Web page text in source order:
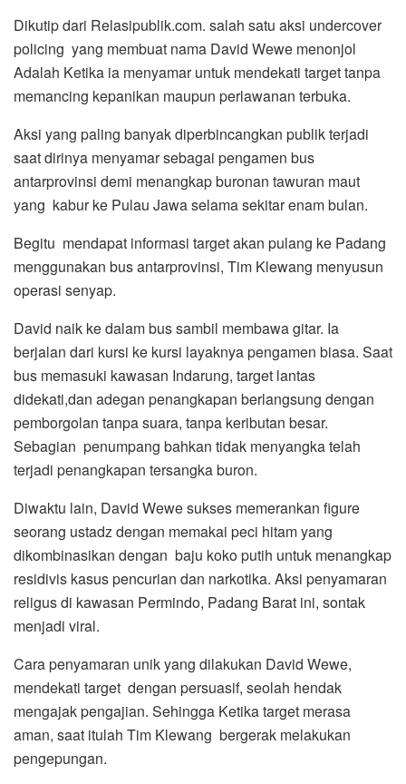
Dikutip dari Relasipublik.com. salah satu aksi undercover
policing yang membuat nama David Wewe menonjol
Adalah Ketika ia menyamar untuk mendekati target tanpa
memancing kepanikan maupun perlawanan terbuka.
Aksi yang paling banyak diperbincangkan publik terjadi
saat dirinya menyamar sebagai pengamen bus
antarprovinsi demi menangkap buronan tawuran maut
yang kabur ke Pulau Jawa selama sekitar enam bulan.
Begitu mendapat informasi target akan pulang ke Padang
menggunakan bus antarprovinsi, Tim Klewang menyusun
operasi senyap.
David naik ke dalam bus sambil membawa gitar. Ia
berjalan dari kursi ke kursi layaknya pengamen biasa. Saat
bus memasuki kawasan Indarung, target lantas
didekati,dan adegan penangkapan berlangsung dengan
pemborgolan tanpa suara, tanpa keributan besar.
Sebagian penumpang bahkan tidak menyangka telah
terjadi penangkapan tersangka buron.
Diwaktu lain, David Wewe sukses memerankan figure
seorang ustadz dengan memakai peci hitam yang
dikombinasikan dengan baju koko putih untuk menangkap
residivis kasus pencurian dan narkotika. Aksi penyamaran
religus di kawasan Permindo, Padang Barat ini, sontak
menjadi viral.
Cara penyamaran unik yang dilakukan David Wewe,
mendekati target dengan persuasif, seolah hendak
mengajak pengajian. Sehingga Ketika target merasa
aman, saat itulah Tim Klewang bergerak melakukan
pengepungan.